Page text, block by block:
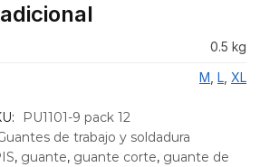
0.5 kg
M L XL
PU1101-9 pack 12
de trabajo y soldadura
, guante, guante corte, guante de